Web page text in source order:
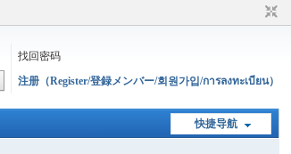
找回密码
注册（Register/登録メンバー/회원가입/การลงทะเบียน）
快捷导航